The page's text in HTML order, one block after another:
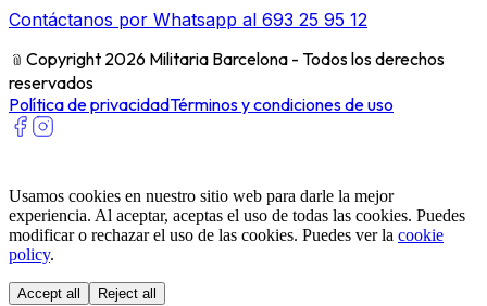
Contáctanos por Whatsapp al 693 25 95 12
﹫ Copyright 2026 Militaria Barcelona - Todos los derechos
reservados
Política de privacidadTérminos y condiciones de uso
Usamos cookies en nuestro sitio web para darle la mejor
experiencia. Al aceptar, aceptas el uso de todas las cookies. Puedes
modificar o rechazar el uso de las cookies. Puedes ver la cookie
policy.
Accept all Reject all